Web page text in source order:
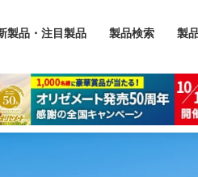
製品・注目製品 製品検索 製